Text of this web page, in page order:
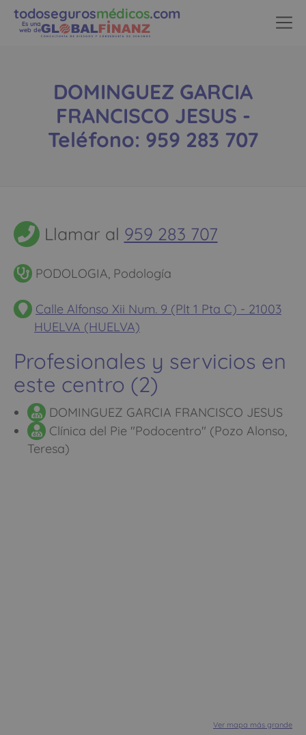
todosegurosmédicos.com
Es una
web de
DOMINGUEZ GARCIA
FRANCISCO JESUS -
Teléfono: 959 283 707
Llamar al 959 283 707
PODOLOGIA, Podología
Calle Alfonso Xii Num. 9 (Plt 1 Pta C) - 21003
HUELVA (HUELVA)
Profesionales y servicios en
este centro (2)
DOMINGUEZ GARCIA FRANCISCO JESUS
Clínica del Pie "Podocentro" (Pozo Alonso,
Teresa)
Ver mapa más grande